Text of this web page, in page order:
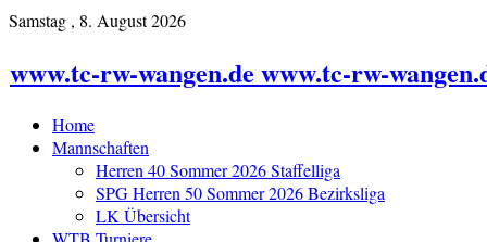
Samstag , 8. August 2026
www.tc-rw-wangen.de www.tc-rw-
Home
Mannschaften
Herren 40 Sommer 2026 Staffelliga
SPG Herren 50 Sommer 2026 Bezirksliga
LK Übersicht